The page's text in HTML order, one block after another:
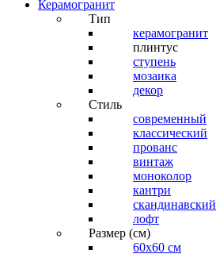
Керамогранит
Тип
керамогранит
плинтус
ступень
мозаика
декор
Стиль
современный
классический
прованс
винтаж
моноколор
кантри
скандинавский
лофт
Размер (см)
60х60 см